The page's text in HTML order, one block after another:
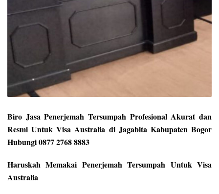
Biro Jasa Penerjemah Tersumpah Profesional Akurat dan
Resmi Untuk Visa Australia di Jagabita Kabupaten Bogor
Hubungi 0877 2768 8883
Haruskah Memakai Penerjemah Tersumpah Untuk Visa
Australia